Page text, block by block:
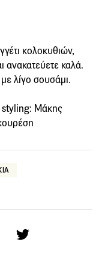
κολοκυθιών,
ανακατεύετε καλά.
λίγο σουσάμι.
Μάκης